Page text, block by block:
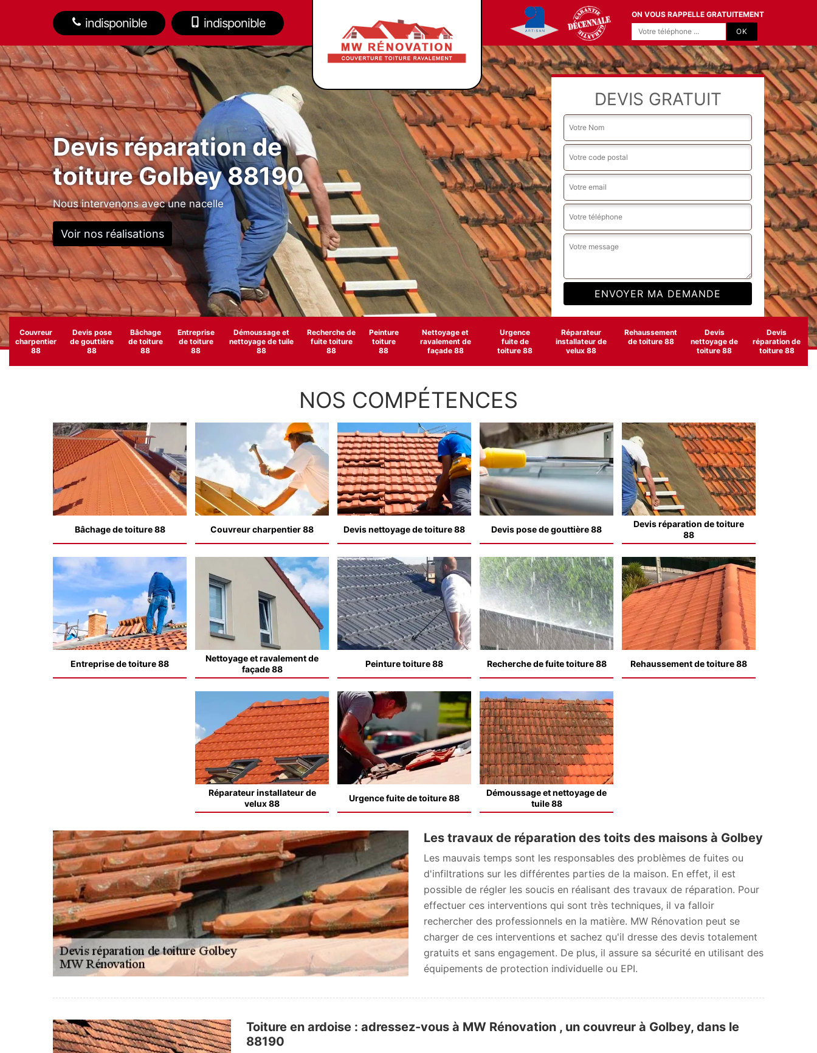
indisponible indisponible
ON VOUS RAPPELLE GRATUITEMENT
Devis réparation de
toiture Golbey 88190
Nous intervenons avec une nacelle
Voir nos réalisations
DEVIS GRATUIT
Couvreur
charpentier
88
Devis pose
de gouttière
88
Bâchage
de toiture
88
Entreprise
de toiture
88
Démoussage et
nettoyage de tuile
88
Recherche de
fuite toiture
88
Peinture
toiture
88
Nettoyage et
ravalement de
façade 88
Urgence
fuite de
toiture 88
Réparateur
installateur de
velux 88
Rehaussement
de toiture 88
Devis
nettoyage de
toiture 88
Devis
réparation de
toiture 88
NOS COMPÉTENCES
Bâchage de toiture 88 Couvreur charpentier 88 Devis nettoyage de toiture 88 Devis pose de gouttière 88
Devis réparation de toiture
88
Entreprise de toiture 88
Nettoyage et ravalement de
façade 88
Peinture toiture 88 Recherche de fuite toiture 88 Rehaussement de toiture 88
Réparateur installateur de
velux 88
Urgence fuite de toiture 88
Démoussage et nettoyage de
tuile 88
Les travaux de réparation des toits des maisons à Golbey
Les mauvais temps sont les responsables des problèmes de fuites ou
d'infiltrations sur les différentes parties de la maison. En effet, il est
possible de régler les soucis en réalisant des travaux de réparation. Pour
effectuer ces interventions qui sont très techniques, il va falloir
rechercher des professionnels en la matière. MW Rénovation peut se
charger de ces interventions et sachez qu'il dresse des devis totalement
gratuits et sans engagement. De plus, il assure sa sécurité en utilisant des
équipements de protection individuelle ou EPI.
Toiture en ardoise : adressez-vous à MW Rénovation , un couvreur à Golbey, dans le
88190